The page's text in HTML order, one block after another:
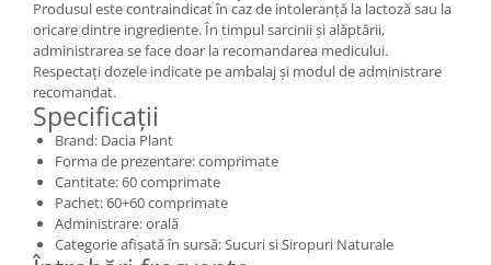
Produsul este contraindicat în caz de intoleranță la lactoză sau la
oricare dintre ingrediente. În timpul sarcinii și alăptării,
administrarea se face doar la recomandarea medicului.
Respectați dozele indicate pe ambalaj și modul de administrare
recomandat.
Specificații
Brand: Dacia Plant
Forma de prezentare: comprimate
Cantitate: 60 comprimate
Pachet: 60+60 comprimate
Administrare: orală
Categorie afișată în sursă: Sucuri si Siropuri Naturale